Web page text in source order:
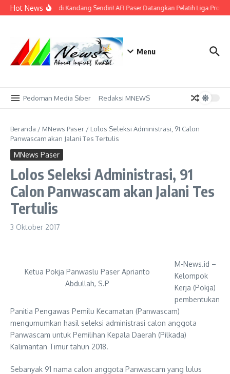
Lewati ke konten
Hot News
Bidik Emas di Kandang Sendiri! AFI Paser Datangkan Pelatih Liga
Menu
Pedoman Media Siber Redaksi MNEWS
Beranda / MNews Paser / Lolos Seleksi Administrasi, 91 Calon
Panwascam akan Jalani Tes Tertulis
MNews Paser
Lolos Seleksi Administrasi, 91
Calon Panwascam akan Jalani Tes
Tertulis
3 Oktober 2017
Ketua Pokja Panwaslu Paser Aprianto
Abdullah, S.P
M-News.id –
Kelompok
Kerja (Pokja)
pembentukan
Panitia Pengawas Pemilu Kecamatan (Panwascam)
mengumumkan hasil seleksi administrasi calon anggota
Panwascam untuk Pemilihan Kepala Daerah (Pilkada)
Kalimantan Timur tahun 2018.
Sebanyak 91 nama calon anggota Panwascam yang lulus